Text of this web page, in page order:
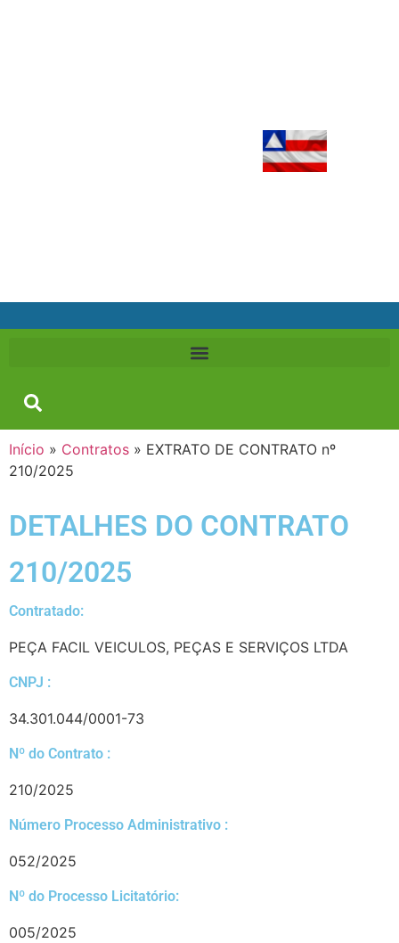
Início » Contratos » EXTRATO DE CONTRATO nº
210/2025
DETALHES DO CONTRATO​
210/2025
Contratado:
PEÇA FACIL VEICULOS, PEÇAS E SERVIÇOS LTDA
CNPJ :
34.301.044/0001-73
Nº do Contrato :
210/2025
Número Processo Administrativo :
052/2025
Nº do Processo Licitatório:
005/2025